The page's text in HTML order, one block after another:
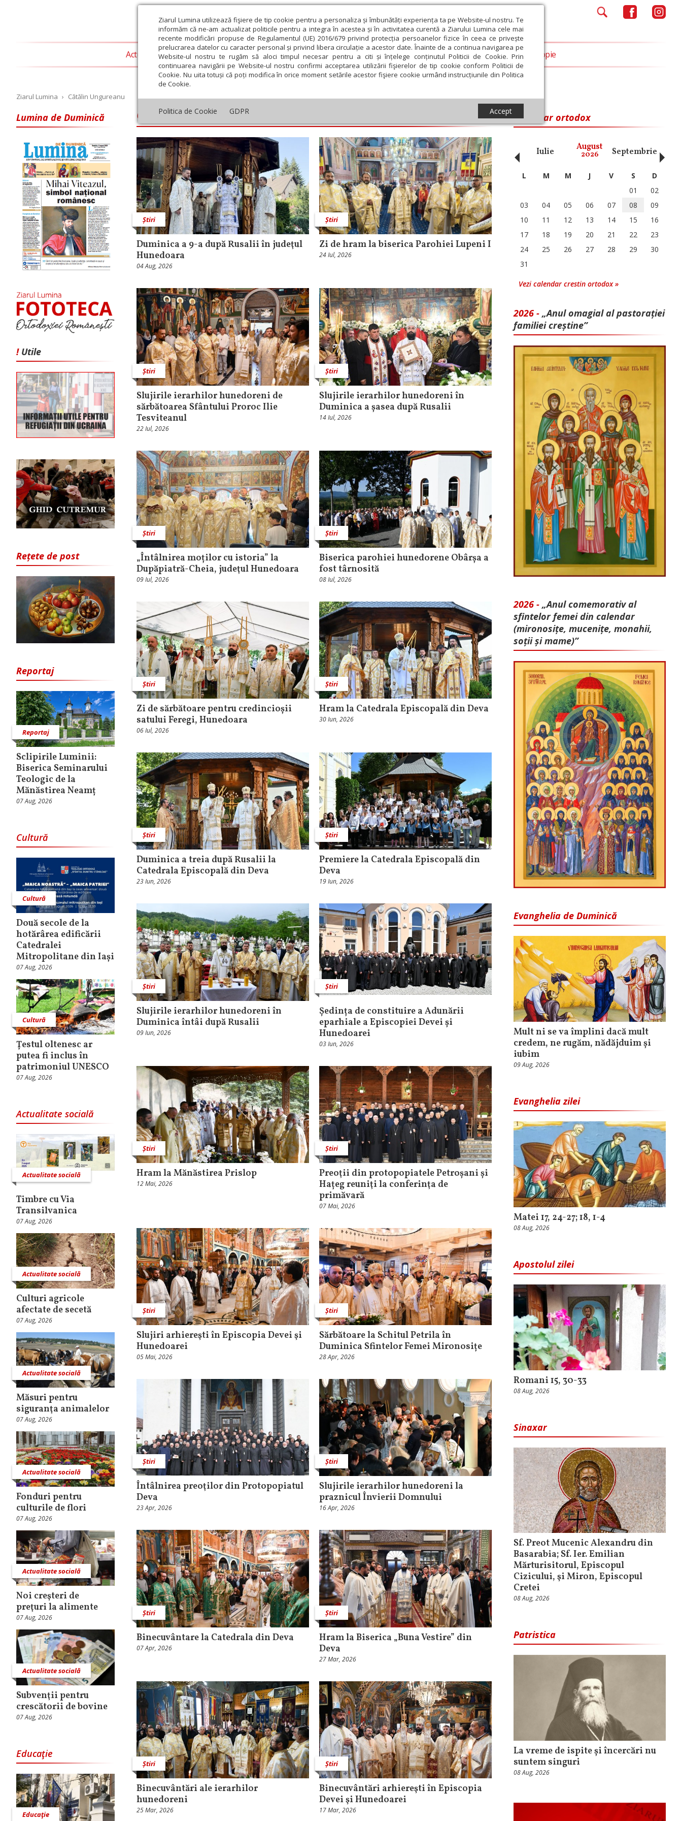
Ziarul Lumina utilizează fişiere de tip cookie pentru a personaliza și îmbunătăți experiența ta pe Website-ul nostru. Te
informăm că ne-am actualizat politicile pentru a integra în acestea și în activitatea curentă a Ziarului Lumina cele mai
recente modificări propuse de Regulamentul (UE) 2016/679 privind protecția persoanelor fizice în ceea ce privește
prelucrarea datelor cu caracter personal și privind libera circulație a acestor date. Înainte de a continua navigarea pe
Website-ul nostru te rugăm să aloci timpul necesar pentru a citi și înțelege conținutul Politicii de Cookie. Prin
continuarea navigării pe Website-ul nostru confirmi acceptarea utilizării fişierelor de tip cookie conform Politicii de
Cookie. Nu uita totuși că poți modifica în orice moment setările acestor fişiere cookie urmând instrucțiunile din Politica
de Cookie.
Politica de Cookie GDPR Accept
Actualitate religioasă Teologie și spiritualitate Educaţie și Cultură Societate Opinii Filantropie
Ziarul Lumina › Cătălin Ungureanu
Lumina de Duminică
! Utile
Rețete de post
Reportaj
Reportaj
Sclipirile Luminii:
Biserica Seminarului
Teologic de la
Mănăstirea Neamț
07 Aug, 2026
Cultură
Cultură
Două secole de la
hotărârea edificării
Catedralei
Mitropolitane din Iași
07 Aug, 2026
Cultură
Țestul oltenesc ar
putea fi inclus în
patrimoniul UNESCO
07 Aug, 2026
Actualitate socială
Actualitate socială
Timbre cu Via
Transilvanica
07 Aug, 2026
Actualitate socială
Culturi agricole
afectate de secetă
07 Aug, 2026
Actualitate socială
Măsuri pentru
siguranţa animalelor
07 Aug, 2026
Actualitate socială
Fonduri pentru
culturile de flori
07 Aug, 2026
Actualitate socială
Noi creşteri de
preţuri la alimente
07 Aug, 2026
Actualitate socială
Subvenţii pentru
crescătorii de bovine
07 Aug, 2026
Educaţie
Educaţie
Cătălin Ungureanu
Știri
Duminica a 9-a după Rusalii în judeţul
Hunedoara
04 Aug, 2026
Știri
Zi de hram la biserica Parohiei Lupeni I
24 Iul, 2026
Știri
Slujirile ierarhilor hunedoreni de
sărbătoarea Sfântului Proroc Ilie
Tesviteanul
22 Iul, 2026
Știri
Slujirile ierarhilor hunedoreni în
Duminica a șasea după Rusalii
14 Iul, 2026
Știri
„Întâlnirea moților cu istoria” la
Dupăpiatră-Cheia, judeţul Hunedoara
09 Iul, 2026
Știri
Biserica parohiei hunedorene Obârșa a
fost târnosită
08 Iul, 2026
Știri
Zi de sărbătoare pentru credincioșii
satului Feregi, Hunedoara
06 Iul, 2026
Știri
Hram la Catedrala Episcopală din Deva
30 Iun, 2026
Știri
Duminica a treia după Rusalii la
Catedrala Episcopală din Deva
23 Iun, 2026
Știri
Premiere la Catedrala Episcopală din
Deva
19 Iun, 2026
Știri
Slujirile ierarhilor hunedoreni în
Duminica întâi după Rusalii
09 Iun, 2026
Știri
Ședința de constituire a Adunării
eparhiale a Episcopiei Devei și
Hunedoarei
03 Iun, 2026
Știri
Hram la Mănăstirea Prislop
12 Mai, 2026
Știri
Preoţii din protopopiatele Petroșani și
Hațeg reuniţi la conferinţa de
primăvară
07 Mai, 2026
Știri
Slujiri arhiereşti în Episcopia Devei şi
Hunedoarei
05 Mai, 2026
Știri
Sărbătoare la Schitul Petrila în
Duminica Sfintelor Femei Mironosițe
28 Apr, 2026
Știri
Întâlnirea preoţilor din Protopopiatul
Deva
23 Apr, 2026
Știri
Slujirile ierarhilor hunedoreni la
praznicul Învierii Domnului
16 Apr, 2026
Știri
Binecuvântare la Catedrala din Deva
07 Apr, 2026
Știri
Hram la Biserica „Buna Vestire” din
Deva
27 Mar, 2026
Știri
Binecuvântări ale ierarhilor
hunedoreni
25 Mar, 2026
Știri
Binecuvântări arhiereşti în Episcopia
Devei şi Hunedoarei
17 Mar, 2026
Calendar ortodox
August Septembrie Octombrie Noiembrie Decembrie Ianuarie Februarie Martie Aprilie Mai Iunie Iulie August
2026 Septembrie
‹ L M M J V S
D
01
02
03
04 05 06 07 08
09
10
11 12 13 14 15
16
17
18 19 20 21 22
23
24
25 26 27 28 29
30
31
Vezi calendar crestin ortodox »
2026 - „Anul omagial al pastorației
familiei creștine”
2026 - „Anul comemorativ al
sfintelor femei din calendar
(mironosițe, mu­cenițe, monahii,
soții și mame)”
Evanghelia de Duminică
Mult ni se va împlini dacă mult
credem, ne rugăm, nădăjduim și
iubim
09 Aug, 2026
Evanghelia zilei
Matei 17, 24-27; 18, 1-4
08 Aug, 2026
Apostolul zilei
Romani 15, 30-33
08 Aug, 2026
Sinaxar
Sf. Preot Mucenic Alexandru din
Basarabia; Sf. Ier. Emilian
Mărturisitorul, Episcopul
Cizicului, şi Miron, Episcopul
Cretei
08 Aug, 2026
Patristica
La vreme de ispite și încercări nu
suntem singuri
08 Aug, 2026